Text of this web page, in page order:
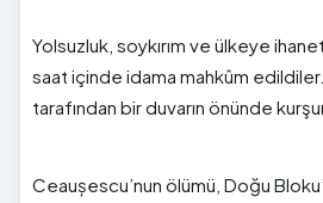
Yolsuzluk, soykırım ve ülkeye
saat içinde idama mahkûm
tarafından bir duvarın önünde
Ceaușescu’nun ölümü, Doğu